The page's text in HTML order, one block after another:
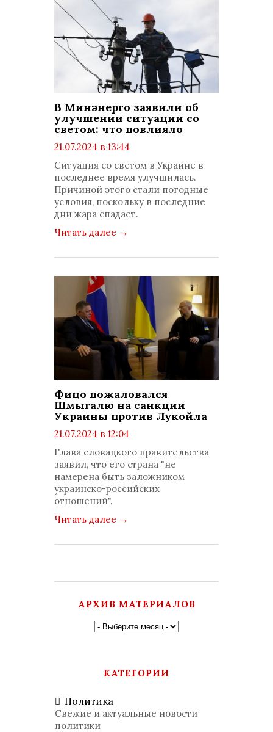
В Минэнерго заявили об
улучшении ситуации со
светом: что повлияло
21.07.2024 в 13:44
комментариев: 0
Ситуация со светом в Украине в
последнее время улучшилась.
Причиной этого стали погодные
условия, поскольку в последние
дни жара спадает.
Читать далее →
Фицо пожаловался
Шмыгалю на санкции
Украины против Лукойла
21.07.2024 в 12:04
комментариев: 0
Глава словацкого правительства
заявил, что его страна "не
намерена быть заложником
украинско-российских
отношений".
Читать далее →
АРХИВ МАТЕРИАЛОВ
КАТЕГОРИИ
Политика
Свежие и актуальные новости
политики